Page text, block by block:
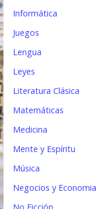
Informática
Juegos
Lengua
Leyes
Literatura Clásica
Matemáticas
Medicina
Mente y Espíritu
Música
Negocios y Economia